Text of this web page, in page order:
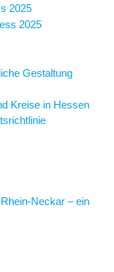
2025
2025
Gestaltung
Kreise in Hessen
Neckar – ein